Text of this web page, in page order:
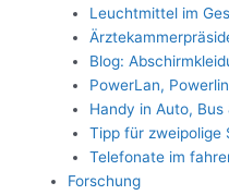
Leuchtmittel im
Blog:
PowerLan,
Handy in Auto, Bus
Tipp für zweipolige
Telefonate im
Forschung